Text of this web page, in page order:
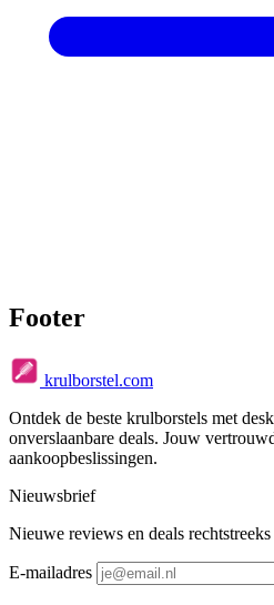
Footer
krulborstel.com
Ontdek de beste krulborstels met
onverslaanbare deals. Jouw
aankoopbeslissingen.
Nieuwsbrief
Nieuwe reviews en deals
E-mailadres